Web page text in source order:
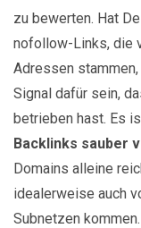
zu bewerten. Hat
nofollow-Links, die
Adressen
Signal dafür sein,
betrieben hast. Es
Backlinks sauber
Domains alleine
idealerweise auch
Subnetzen